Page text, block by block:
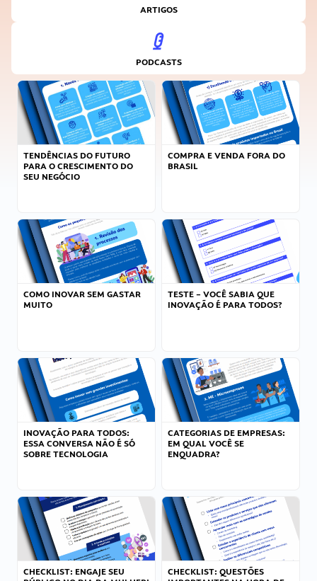
ARTIGOS
PODCASTS
TENDÊNCIAS DO FUTURO
PARA O CRESCIMENTO DO
SEU NEGÓCIO
COMPRA E VENDA FORA DO
BRASIL
COMO INOVAR SEM GASTAR
MUITO
TESTE – VOCÊ SABIA QUE
INOVAÇÃO É PARA TODOS?
INOVAÇÃO PARA TODOS:
ESSA CONVERSA NÃO É SÓ
SOBRE TECNOLOGIA
CATEGORIAS DE EMPRESAS:
EM QUAL VOCÊ SE
ENQUADRA?
CHECKLIST: ENGAJE SEU
CHECKLIST: QUESTÕES